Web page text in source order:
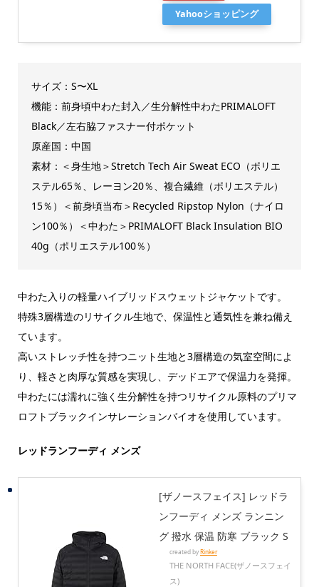
Yahooショッピング
サイズ：S〜XL
機能：前身頃中わた封入／生分解性中わたPRIMALOFT
Black／左右脇ファスナー付ポケット
原産国：中国
素材：＜身生地＞Stretch Tech Air Sweat ECO（ポリエ
ステル65％、レーヨン20％、複合繊維（ポリエステル）
15％）＜前身頃当布＞Recycled Ripstop Nylon（ナイロ
ン100％）＜中わた＞PRIMALOFT Black Insulation BIO
40g（ポリエステル100％）
中わた入りの軽量ハイブリッドスウェットジャケットです。
特殊3層構造のリサイクル生地で、保温性と通気性を兼ね備え
ています。
高いストレッチ性を持つニット生地と3層構造の気室空間によ
り、軽さと肉厚な質感を実現し、デッドエアで保温力を発揮。
中わたには濡れに強く生分解性を持つリサイクル原料のプリマ
ロフトブラックインサレーションバイオを使用しています。
レッドランフーディ メンズ
[ザノースフェイス] レッドラ
ンフーディ メンズ ランニン
グ 撥水 保温 防寒 ブラック S
created byRinker
THE NORTH FACE(ザノースフェイ
ス)